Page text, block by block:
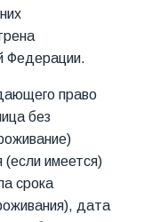
Федерации.
право
без
(если имеется)
срока
дата